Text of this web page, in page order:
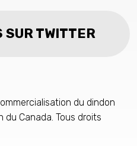
SUR TWITTER
du dindon
du Canada. Tous droits